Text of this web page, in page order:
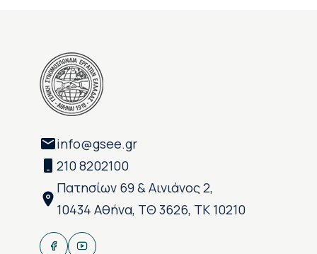
info@gsee.gr
210 8202100
Πατησίων 69 & Αινιάνος 2,
10434 Αθήνα, ΤΘ 3626, ΤΚ 10210